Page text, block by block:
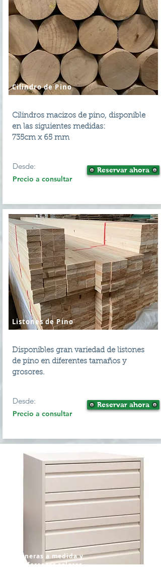
Cilindro de Pino
Cilindros macizos de pino, disponible
en las siguientes medidas:
735cm x 65 mm
Desde:
Precio a consultar
Reservar ahora
Listones de Pino
Disponibles gran variedad de listones
de pino en diferentes tamaños y
grosores.
Desde:
Precio a consultar
Reservar ahora
Cojoneras a medida y
en diferentes colores